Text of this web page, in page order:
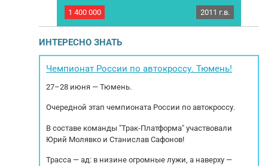
Мощность
Седельный тягач SCANIA P340 LA4X2HNA, год
Нидерланды. С 2011 года в РФ, 2
собственника. Работал с рефрижератором.
Все заказ-наряды на руках. Комплектация:
кондиционер....
1 400 000 2011 г.в.
ТС,
ИНТЕРЕСНО ЗНАТЬ
Чемпионат России по автокроссу. Тюмень!
27–28 июня — Тюмень.
Очередной этап чемпионата России по автокроссу.
В составе команды "Трак-Платформа" участвовали
Юрий Молявко и Станислав Сафонов!
Трасса — ад: в низине огромные лужи, а наверху —